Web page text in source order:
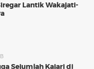
Lantik Wakajati-
Sejumlah Kajari di